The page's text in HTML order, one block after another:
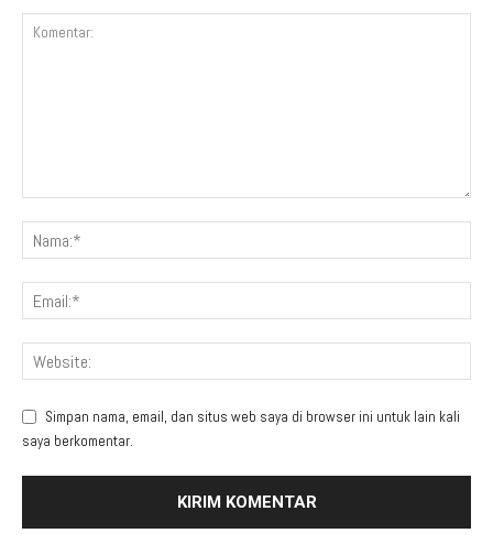
Simpan nama, email, dan situs web saya di browser ini untuk lain kali
saya berkomentar.